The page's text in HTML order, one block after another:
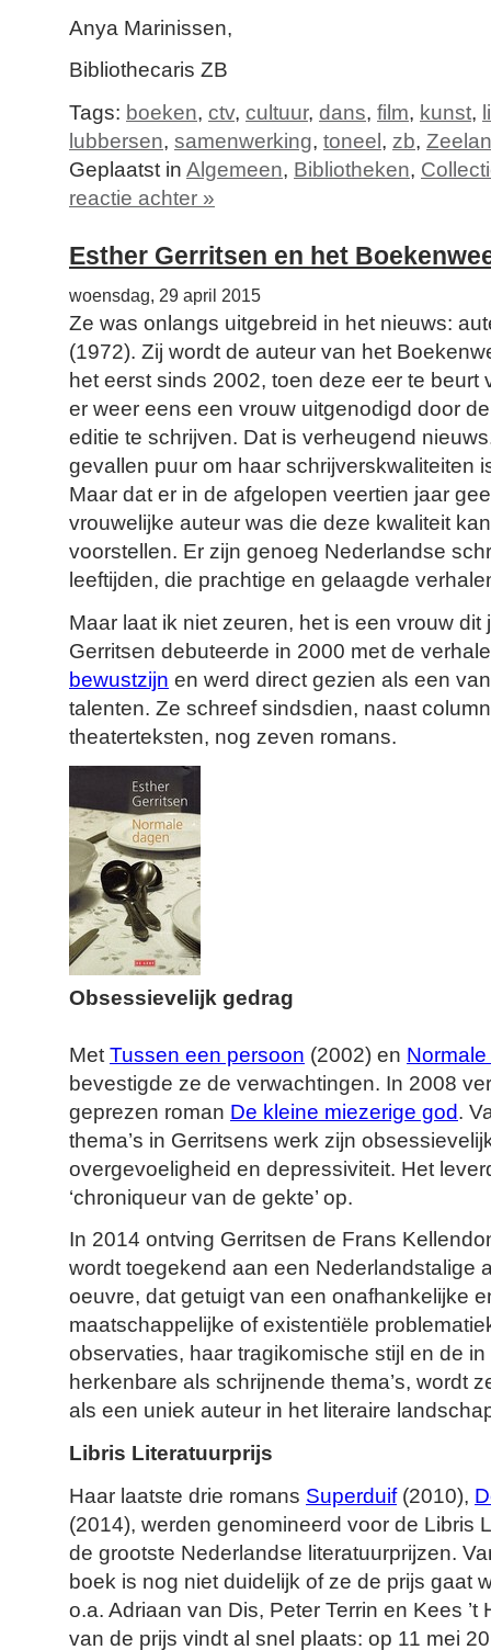
Anya Marinissen,
Bibliothecaris ZB
Tags: boeken, ctv, cultuur, dans, film, kunst,
lubbersen, samenwerking, toneel , zb,
Geplaatst in Algemeen, Bibliotheken,
reactie achter »
Esther Gerritsen en het
woensdag, 29 april 2015
Ze was onlangs uitgebreid in het nieuws:
(1972). Zij wordt de auteur van het
het eerst sinds 2002, toen deze eer te beurt
er weer eens een vrouw uitgenodigd door
editie te schrijven. Dat is verheugend
gevallen puur om haar schrijverskwaliteiten
Maar dat er in de afgelopen veertien jaar
vrouwelijke auteur was die deze kwaliteit
voorstellen. Er zijn genoeg Nederlandse
leeftijden, die prachtige en gelaagde
Maar laat ik niet zeuren, het is een vrouw dit
Gerritsen debuteerde in 2000 met de
bewustzijn en werd direct gezien als een
talenten. Ze schreef sindsdien, naast
theaterteksten, nog zeven romans.
Obsessievelijk gedrag
Met Tussen een persoon (2002) en
bevestigde ze de verwachtingen. In 2008
geprezen roman De kleine miezerige god.
thema’s in Gerritsens werk zijn
overgevoeligheid en depressiviteit. Het
‘chroniqueur van de gekte’ op.
In 2014 ontving Gerritsen de Frans
wordt toegekend aan een Nederlandstalige
oeuvre, dat getuigt van een onafhankelijke
maatschappelijke of existentiële
observaties, haar tragikomische stijl en de
herkenbare als schrijnende thema’s, wordt
als een uniek auteur in het literaire
Libris Literatuurprijs
Haar laatste drie romans Superduif(2010),
(2014), werden genomineerd voor de Libris
de grootste Nederlandse literatuurprijzen.
boek is nog niet duidelijk of ze de prijs gaat
o.a. Adriaan van Dis, Peter Terrin en Kees
van de prijs vindt al snel plaats: op 11 mei